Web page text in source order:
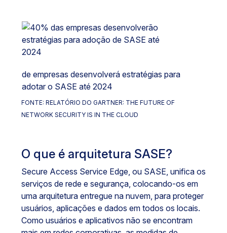
de empresas desenvolverá estratégias para
adotar o SASE até 2024
FONTE: RELATÓRIO DO GARTNER: THE FUTURE OF
NETWORK SECURITY IS IN THE CLOUD
O que é arquitetura SASE?
Secure Access Service Edge, ou SASE, unifica os
serviços de rede e segurança, colocando-os em
uma arquitetura entregue na nuvem, para proteger
usuários, aplicações e dados em todos os locais.
Como usuários e aplicativos não se encontram